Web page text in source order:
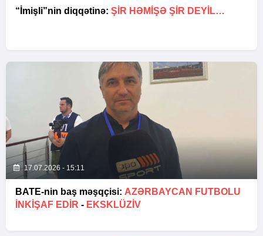
“İmişli”nin diqqətinə: ŞIR HƏMIŞƏ ŞIR DEYIL…
17.07.2026 - 15:11
BATE-nin baş məşqçisi: AZƏRBAYCAN FUTBOLU
INKIŞAF EDIR - EKSKLÜZİV